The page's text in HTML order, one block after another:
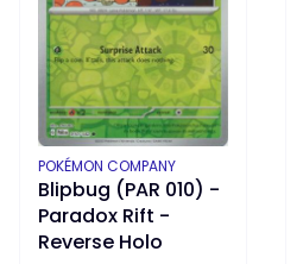
Blipbug (PAR 010) -
Paradox Rift -
Reverse Holo
PRODUCENT
POKÉMON COMPANY